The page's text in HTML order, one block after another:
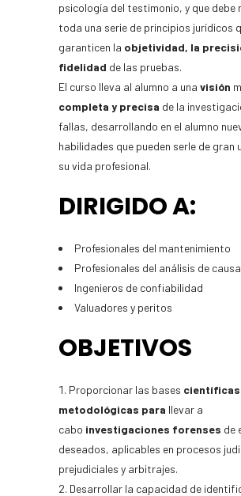
psicología del testimonio, y que debe
toda una serie de principios jurídicos
garanticen la objetividad, la
fidelidad de las pruebas.
El curso lleva al alumno a una visión
completa y precisa de la
fallas, desarrollando en el alumno
habilidades que pueden serle de gran
su vida profesional.
DIRIGIDO A:
Profesionales del mantenimiento
Profesionales del análisis de
Ingenieros de confiabilidad
Valuadores y peritos
OBJETIVOS
Proporcionar las bases científicas
metodológicas para llevar a
cabo investigaciones forenses de
deseados, aplicables en procesos
prejudiciales y arbitrajes.
Desarrollar la capacidad de